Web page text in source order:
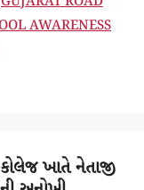
AWARENESS
કોલેજ ખાતે નેતાજી